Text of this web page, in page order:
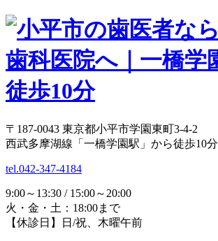
〒187-0043 東京都小平市学園東町3-4-2
西武多摩湖線「一橋学園駅」から徒歩10分
tel.042-347-4184
9:00～13:30 / 15:00～20:00
火・金・土：18:00まで
【休診日】日/祝、木曜午前